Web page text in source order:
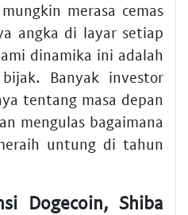
merasa cemas
angka di layar setiap
dinamika ini adalah
Banyak investor
tentang masa depan
mengulas bagaimana
untung di tahun
Dogecoin, Shiba